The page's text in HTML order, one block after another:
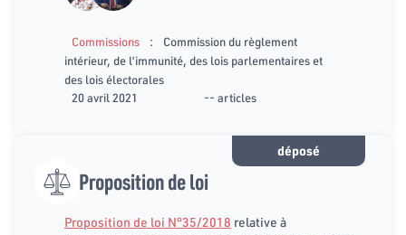
Commissions :
Commission du règlement
intérieur, de l’immunité, des lois parlementaires et
des lois électorales
20 avril 2021
-- articles
déposé
Proposition de loi
Proposition de loi N°35/2018 relative à